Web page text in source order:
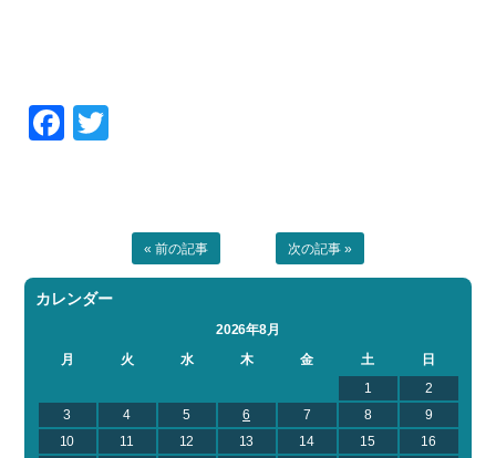
Facebook
« 前の記事 次の記事 »
カレンダー
2026年8月
月
火 水 木 金 土
日
1
2
3
4 5 6 7 8
9
10
11 12 13 14 15
16